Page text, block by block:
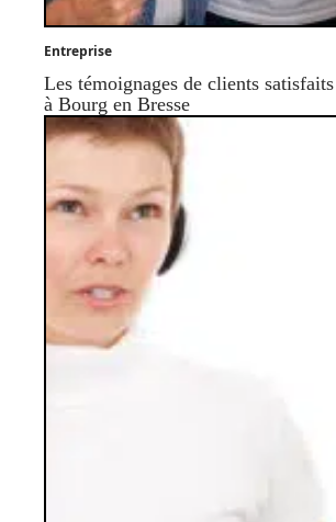
Entreprise
Les témoignages de clients
à Bourg en Bresse